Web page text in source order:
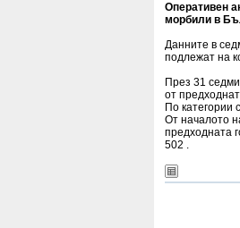
Оперативен
морбили в
Данните в
подлежат на
През 31
от
По категории
От началото
предходната
502 .